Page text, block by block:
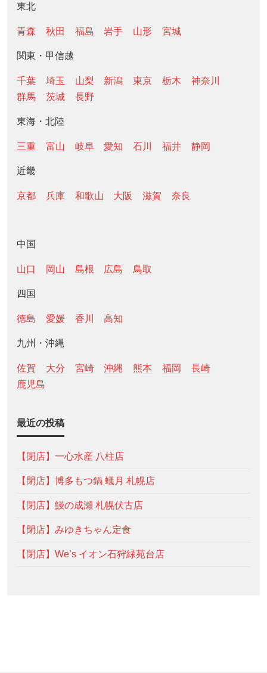
東北
青森 秋田 福島 岩手 山形 宮城
関東・甲信越
千葉 埼玉 山梨 新潟 東京 栃木
神奈川
群馬
茨城 長野
東海・北陸
三重 富山 岐阜 愛知 石川 福井 静岡
近畿
京都 兵庫 和歌山 大阪 滋賀 奈良
中国
山口 岡山 島根 広島 鳥取
四国
徳島 愛媛 香川 高知
九州・沖縄
佐賀 大分 宮崎 沖縄 熊本 福岡
長崎
鹿児島
最近の投稿
【閉店】一心水産 八柱店
【閉店】博多もつ鍋 蟻月 札幌店
【閉店】鰻の成瀬 札幌伏古店
【閉店】みゆきちゃん定食
【閉店】We’s イオン石狩緑苑台店